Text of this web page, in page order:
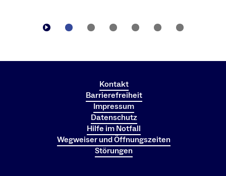
Kontakt
Barrierefreiheit
Impressum
Datenschutz
Hilfe im Notfall
Wegweiser und Öffnungszeiten
Störungen